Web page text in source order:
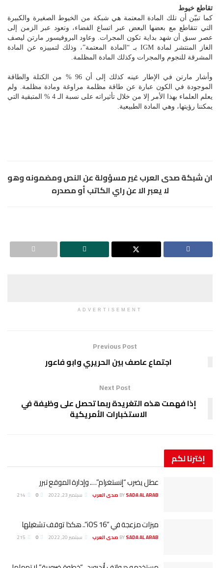
تقاطع خيوط
كما تبيّن أن تلك المادة المعتمة هي شبكة من الخيوط الصغيرة والكبيرة
التي تتقاطع مع بعضها البعض عبر اتساع الفضاء، وتعود عبر الزمن إلى
عصر سبق أن شهد بداية تكون المجرات. وعاود البروفيسور مارتن ليصف
الغاز المنتشر لمادة IGM بـ “المادة المعتمة”، وذلك لتمييزه عن المادة
المشرقة للنجوم والمجرات وكذلك المادة المظلمة.
وأشار مارتن في الإطار عينه كذلك إلى أن 96 % من الكتلة والطاقة
الموجودة في الكون عبارة عن طاقة مظلمة مراوغة ومادة مظلمة. ولم
يعلم العلماء بهذا الأمر إلا من خلال تأثيراته على نسبة الـ 4 % المتبقية التي
يمكننا رؤيتها، وهي المادة الطبيعية.
ان شبكة صدى العرب غير مسؤولة عن النص ومضمونه وهو
لا يعبر الا عن راي الكاتب أو مصدره
ADVERTISEMENT
Previous Post
اجتماع عاصف بين الحريري وابو فاعور
Next Post
إذا فهمت هذه التغريدة ربما تحصل على وظيفة في
الاستخبارات الأمريكية
إخترنالكم
عطل يضرب “إنستغرام”…. وإدارة الموقع تبرر
BYSADA AL ARAB صدى العرب سبتمبر 23, 2022
ميزات مزعجة في “iOS 16”.. هكذا توقف تشغيلها
BYSADA AL ARAB صدى العرب سبتمبر 20, 2022